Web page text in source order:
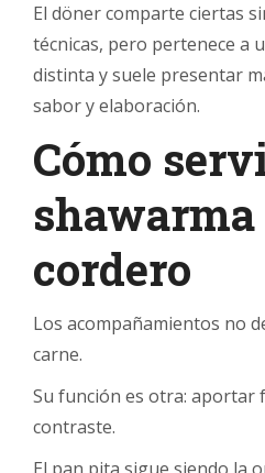
El döner comparte ciertas
técnicas, pero pertenece a
distinta y suele presentar
sabor y elaboración.
Cómo
shawarma
cordero
Los acompañamientos no
carne.
Su función es otra: aportar
contraste.